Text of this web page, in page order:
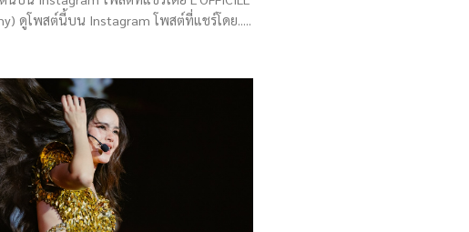
ดูโพสต์นี้บน Instagram โพสต์ที่แชร์โดย.....